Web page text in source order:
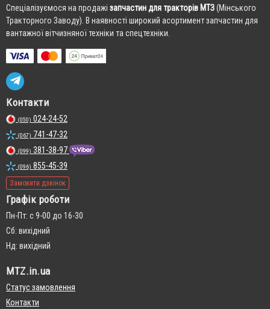
Cпеціалізуємося на продажі запчастин для тракторів МТЗ(Мінського
Тракторного Заводу). В наявності широкий асортимент запчастин для
вантажної вітчизняної техніки та спецтехніки.
Контакти
(050) 024-24-52
(067) 741-47-32
(099) 381-38-97
(096) 855-45-39
Замовити дзвінок
Графік роботи
Пн-Пт: с 9-00 до 16-30
Сб: вихідний
Нд: вихідний
MTZ.in.ua
Статус замовлення
Контакти